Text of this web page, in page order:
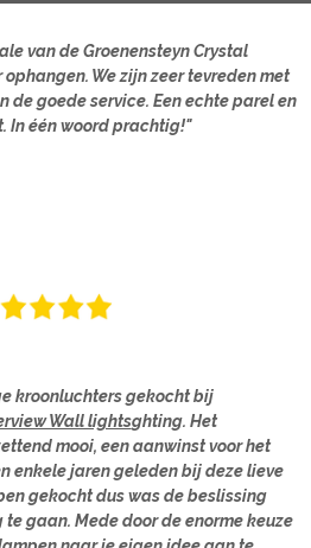
van de Groenensteyn Crystal
We zijn zeer tevreden met
de goede service. Een echte parel en
In één woord prachtig!"
kroonluchters gekocht bij
Wall lightsghting. Het
mooi, een aanwinst voor het
enkele jaren geleden bij deze lieve
gekocht dus was de beslissing
gaan. Mede door de enorme keuze